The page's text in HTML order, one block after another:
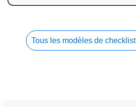
Tous les modèles de